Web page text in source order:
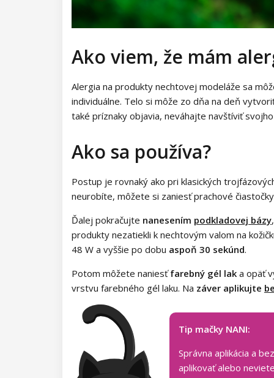
Ako viem, že mám
Alergia na produkty nechtovej modeláže sa
individuálne. Telo si môže zo dňa na deň
také príznaky objavia, neváhajte navštíviť
Ako sa používa?
Postup je rovnaký ako pri klasických
neurobíte, môžete si zaniesť prachové
Ďalej pokračujte nanesením podkladovej bázy
produkty nezatiekli k nechtovým valom na
48 W a vyššie po dobu aspoň 30 sekúnd.
Potom môžete naniesťfarebný gél lak a opäť
vrstvu farebného gél laku. Na záver aplikujte
Tip mačky NANI:
Správna aplikácia a
aplikovať alebo